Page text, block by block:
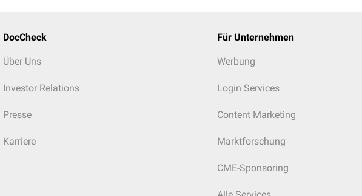
DocCheck
Über Uns
Investor Relations
Presse
Karriere
Für Unternehmen
Werbung
Login Services
Content Marketing
Marktforschung
CME-Sponsoring